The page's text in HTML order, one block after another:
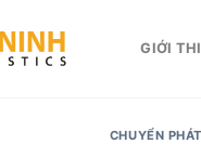
GIỚI
CHUYỂN